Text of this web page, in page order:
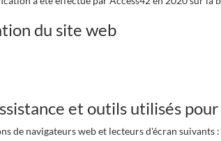
du site web
et outils utilisés
de navigateurs web et lecteurs d'écran suivants :